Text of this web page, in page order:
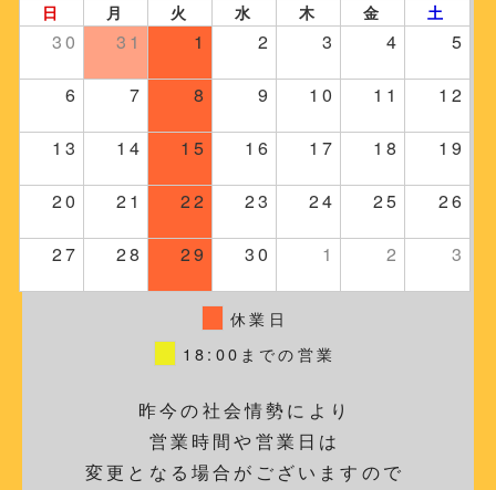
日 月 火 水 木 金 土
30 31 1 2 3 4 5
6 7 8 9 10 11 12
13 14 15 16 17 18 19
20 21 22 23 24 25 26
27 28 29 30 1 2 3
休業日
18:00までの営業
昨今の社会情勢により
営業時間や営業日は
変更となる場合がございますので